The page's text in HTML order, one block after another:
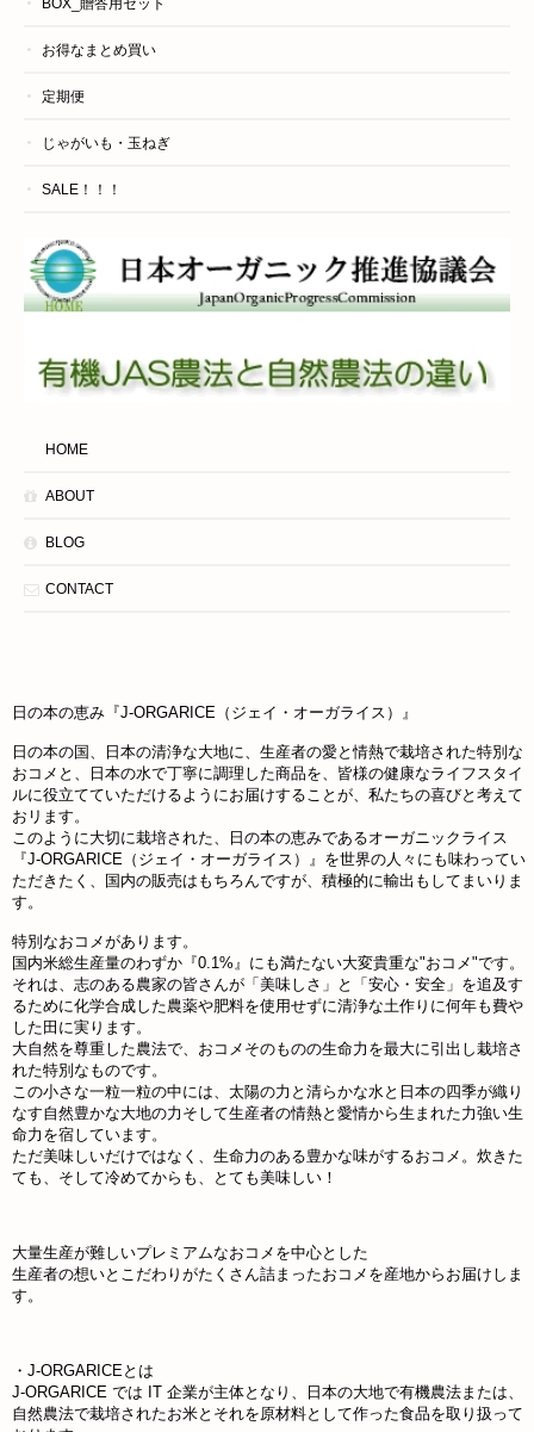
お得なまとめ買い
定期便
じゃがいも・玉ねぎ
SALE！！！
HOME
ABOUT
BLOG
CONTACT
日の本の恵み『J-ORGARICE（ジェイ・オーガライス）』
日の本の国、日本の清浄な大地に、生産者の愛と情熱で栽培された特別な
おコメと、日本の水で丁寧に調理した商品を、皆様の健康なライフスタイ
ルに役立てていただけるようにお届けすることが、私たちの喜びと考えて
おリます。
このように大切に栽培された、日の本の恵みであるオーガニックライス
『J-ORGARICE（ジェイ・オーガライス）』を世界の人々にも味わってい
ただきたく、国内の販売はもちろんですが、積極的に輸出もしてまいりま
す。
特別なおコメがあります。
国内米総生産量のわずか『0.1%』にも満たない大変貴重な"おコメ"です。
それは、志のある農家の皆さんが「美味しさ」と「安心・安全」を追及す
るために化学合成した農薬や肥料を使用せずに清浄な土作りに何年も費や
した田に実ります。
大自然を尊重した農法で、おコメそのものの生命力を最大に引出し栽培さ
れた特別なものです。
この小さな一粒一粒の中には、太陽の力と清らかな水と日本の四季が織り
なす自然豊かな大地の力そして生産者の情熱と愛情から生まれた力強い生
命力を宿しています。
ただ美味しいだけではなく、生命力のある豊かな味がするおコメ。炊きた
ても、そして冷めてからも、とても美味しい！
大量生産が難しいプレミアムなおコメを中心とした
生産者の想いとこだわりがたくさん詰まったおコメを産地からお届けしま
す。
・J-ORGARICEとは
J-ORGARICE では IT 企業が主体となり、日本の大地で有機農法または、
自然農法で栽培されたお米とそれを原材料として作った食品を取り扱って